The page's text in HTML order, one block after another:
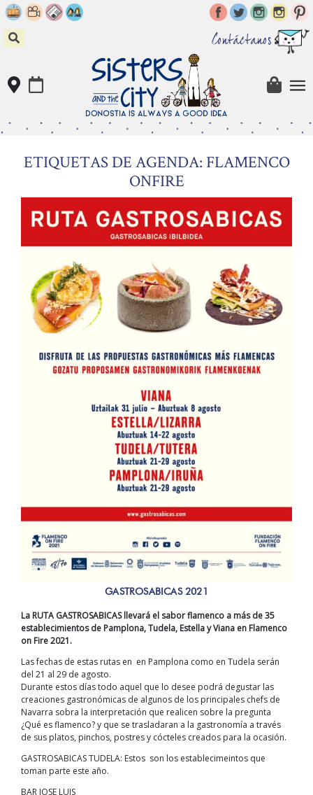
Skip
to
content
Contáctanos
ETIQUETAS DE AGENDA: FLAMENCO
ONFIRE
GASTROSABICAS 2021
La RUTA GASTROSABICAS llevará el sabor flamenco a más de 35
establecimientos de Pamplona, Tudela, Estella y Viana en Flamenco
on Fire 2021.
Las fechas de estas rutas en en Pamplona como en Tudela serán
del 21 al 29 de agosto.
Durante estos días todo aquel que lo desee podrá degustar las
creaciones gastronómicas de algunos de los principales chefs de
Navarra sobra la interpretación que realicen sobre la pregunta
¿Qué es flamenco? y que se trasladaran a la gastronomía a través
de sus platos, pinchos, postres y cócteles creados para la ocasión.
GASTROSABICAS TUDELA: Estos son los establecimeintos que
toman parte este año.
BAR JOSE LUIS